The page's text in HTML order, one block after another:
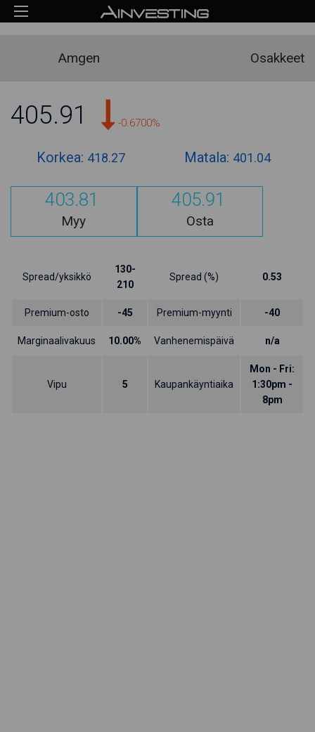
Amgen Osakkeet
405.91 -0.6700%
Korkea: 418.27 Matala: 401.04
403.81
Myy
405.91
Osta
Spread/yksikkö
130-
210
Spread (%) 0.53
Premium-osto -45 Premium-myynti -40
Marginaalivakuus 10.00% Vanhenemispäivä n/a
Vipu 5 Kaupankäyntiaika
Mon - Fri:
1:30pm -
8pm